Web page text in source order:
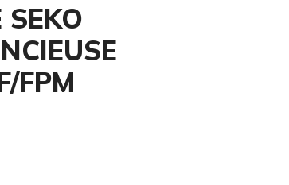
SEKO
FPM